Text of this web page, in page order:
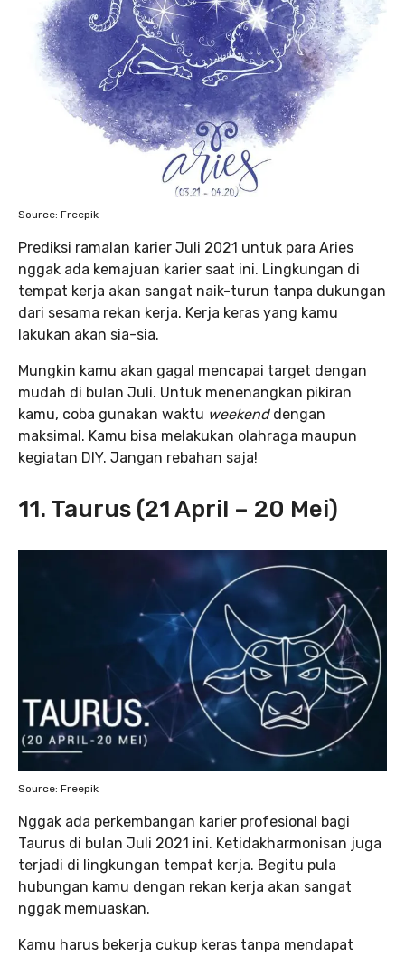
Source: Freepik
Prediksi ramalan karier Juli 2021 untuk para Aries
nggak ada kemajuan karier saat ini. Lingkungan di
tempat kerja akan sangat naik-turun tanpa dukungan
dari sesama rekan kerja. Kerja keras yang kamu
lakukan akan sia-sia.
Mungkin kamu akan gagal mencapai target dengan
mudah di bulan Juli. Untuk menenangkan pikiran
kamu, coba gunakan waktu weekend dengan
maksimal. Kamu bisa melakukan olahraga maupun
kegiatan DIY. Jangan rebahan saja!
11. Taurus (21 April – 20 Mei)
Source: Freepik
Nggak ada perkembangan karier profesional bagi
Taurus di bulan Juli 2021 ini. Ketidakharmonisan juga
terjadi di lingkungan tempat kerja. Begitu pula
hubungan kamu dengan rekan kerja akan sangat
nggak memuaskan.
Kamu harus bekerja cukup keras tanpa mendapat